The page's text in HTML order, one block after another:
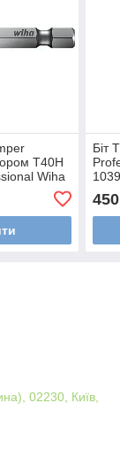
T40H
Wiha
Біт
450
02230, Київ,